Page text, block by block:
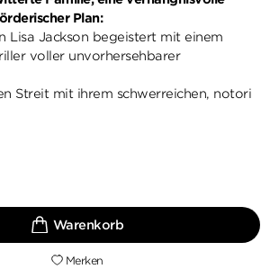
Plan:
Lisa Jackson begeistert mit einem
voller unvorhersehbarer
Streit mit ihrem schwerreichen, notori
Merken